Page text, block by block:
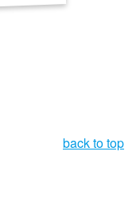
back to top